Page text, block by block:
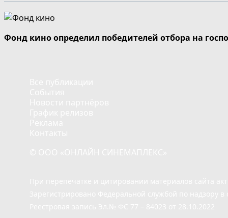
Фонд кино определил победителей отбора на